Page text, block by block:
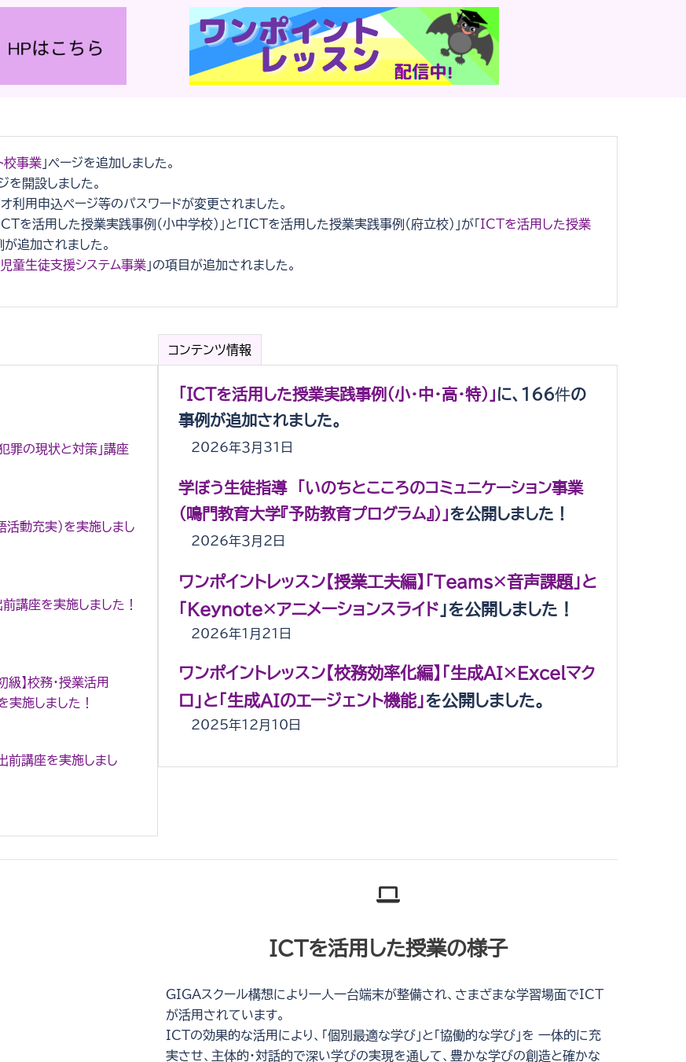
校事業 」ページを追加しました。
を開設しました。
オ利用申込ページ等のパスワードが変更されました。
を活用した授業実践事例（小中学校）」と「ICTを活用した授業実践事例（府立校）」が「ICTを活用した授業
追加されました。
童生徒支援システム事業 」の項目が追加されました。
罪の現状と対策」講座
動充実）を実施しまし
前講座を実施しました！
】校務・授業活用
施しました！
前講座を実施しまし
コンテンツ情報
「ICTを活用した授業実践事例（小・中・高・特）」 に、166件の
事例が追加されました。
2026年３月31日
学ぼう生徒指導 「いのちとこころのコミュニケーション事業
（鳴門教育大学『予防教育プログラム』）」を公開しました！
2026年３月２日
ワンポイントレッスン【授業工夫編】「Teams×音声課題」と
「Keynote×アニメーションスライド 」を公開しました！
2026年1月２１日
ワンポイントレッスン【校務効率化編】「生成AI×Excelマク
ロ」と「生成AIのエージェント機能」を公開しました。
2025年12月10日
ICTを活用した授業の様子
GIGAスクール構想により一人一台端末が整備され、さまざまな学習場面でICT
が活用されています。
ICTの効果的な活用により、「個別最適な学び」と「協働的な学び」を 一体的に充
実させ、主体的・対話的で深い学びの実現を通して、豊かな学びの創造と確かな